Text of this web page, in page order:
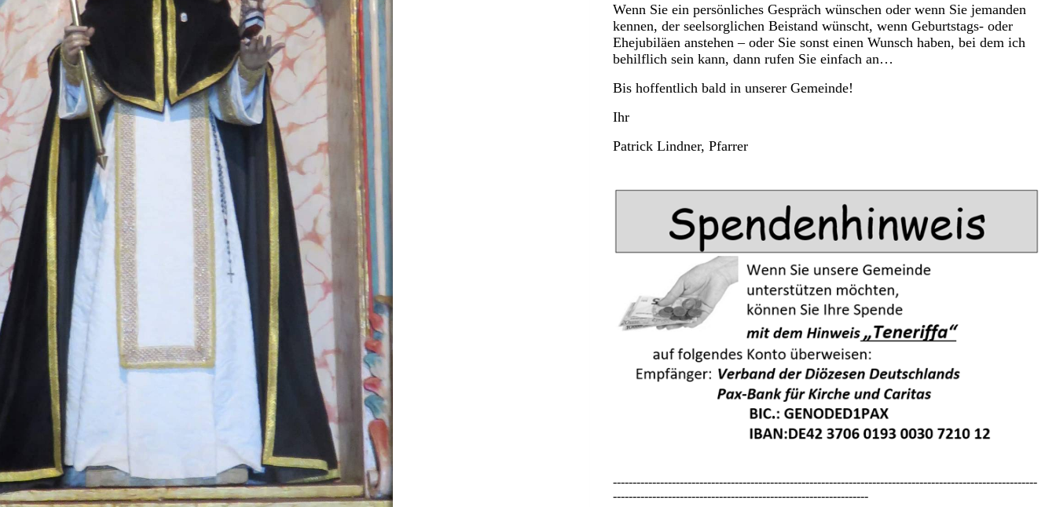
Wenn Sie ein persönliches Gespräch wünschen oder wenn Sie jemanden
kennen, der seelsorglichen Beistand wünscht, wenn Geburtstags- oder
Ehejubiläen anstehen – oder Sie sonst einen Wunsch haben, bei dem ich
behilflich sein kann, dann rufen Sie einfach an…
Bis hoffentlich bald in unserer Gemeinde!
Ihr
Patrick Lindner, Pfarrer
------------------------------------------------------------------------------------------------------------
-----------------------------------------------------------------